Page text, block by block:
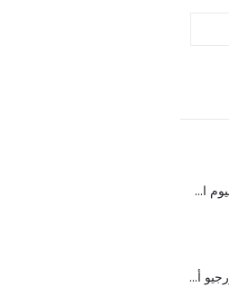
إيلي صعب لو برفيوم ان وايت
إنديغو تنزانيت جورجيو أرماني